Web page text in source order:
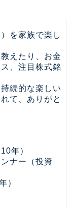
を家族で楽し
えたり、お金
、注目株式銘
続的な楽しい
て、ありがと
年）
ナー（投資
）